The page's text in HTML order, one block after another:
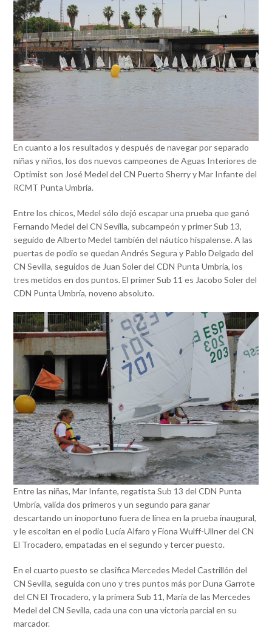
En cuanto a los resultados y después de navegar por separado
niñas y niños, los dos nuevos campeones de Aguas Interiores de
Optimist son José Medel del CN Puerto Sherry y Mar Infante del
RCMT Punta Umbría.
Entre los chicos, Medel sólo dejó escapar una prueba que ganó
Fernando Medel del CN Sevilla, subcampeón y primer Sub 13,
seguido de Alberto Medel también del náutico hispalense. A las
puertas de podio se quedan Andrés Segura y Pablo Delgado del
CN Sevilla, seguidos de Juan Soler del CDN Punta Umbría, los
tres metidos en dos puntos. El primer Sub 11 es Jacobo Soler del
CDN Punta Umbría, noveno absoluto.
Entre las niñas, Mar Infante, regatista Sub 13 del CDN Punta
Umbría, valida dos primeros y un segundo para ganar
descartando un inoportuno fuera de línea en la prueba inaugural,
y le escoltan en el podio Lucía Alfaro y Fiona Wulff-Ullner del CN
El Trocadero, empatadas en el segundo y tercer puesto.
En el cuarto puesto se clasifica Mercedes Medel Castrillón del
CN Sevilla, seguida con uno y tres puntos más por Duna Garrote
del CN El Trocadero, y la primera Sub 11, María de las Mercedes
Medel del CN Sevilla, cada una con una victoria parcial en su
marcador.